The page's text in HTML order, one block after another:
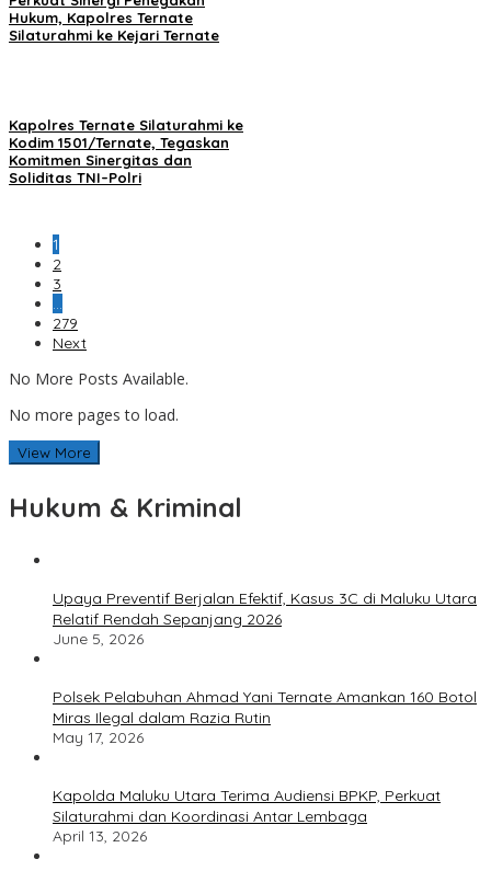
Hukum, Kapolres Ternate
Silaturahmi ke Kejari Ternate
Kapolres Ternate Silaturahmi ke
Kodim 1501/Ternate, Tegaskan
Komitmen Sinergitas dan
Soliditas TNI–Polri
1
2
3
…
279
Next
No More Posts Available.
No more pages to load.
View More
Hukum & Kriminal
Upaya Preventif Berjalan Efektif, Kasus 3C di Maluku Utara
Relatif Rendah Sepanjang 2026
June 5, 2026
Polsek Pelabuhan Ahmad Yani Ternate Amankan 160 Botol
Miras Ilegal dalam Razia Rutin
May 17, 2026
Kapolda Maluku Utara Terima Audiensi BPKP, Perkuat
Silaturahmi dan Koordinasi Antar Lembaga
April 13, 2026